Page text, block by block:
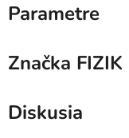
Parametre
Značka FIZIK
Diskusia